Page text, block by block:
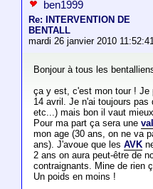
ben1999
Re: INTERVENTION DE
BENTALL
mardi 26 janvier 2010
Bonjour à tous les
ça y est, c'est mon tour ! Je
14 avril. Je n'ai toujours
etc...) mais bon il vaut
Pour ma part ça sera une
mon age (30 ans, on ne va
ans). J'avoue que les AVK
2 ans on aura peut-être de
contraignants. Mine de rien
Un poids en moins !